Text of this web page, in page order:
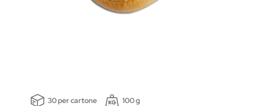
30 per cartone 100 g